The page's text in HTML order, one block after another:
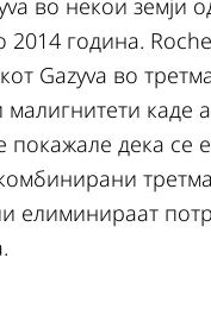
во некои земји
2014 година.
Gazyva во
каде
покажале дека се
елиминираат